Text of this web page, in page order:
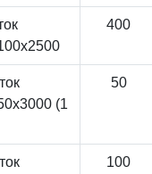
400
(1
50
100